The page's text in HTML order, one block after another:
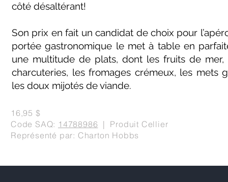
côté désaltérant!
Son prix en fait un candidat de choix pour
portée gastronomique le met à table en
une multitude de plats, dont les fruits de mer,
charcuteries, les fromages crémeux, les mets
les doux mijotés de viande.
16,95 $
Code SAQ: 14788986 | Produit Cellier
Représenté par: Charton Hobbs